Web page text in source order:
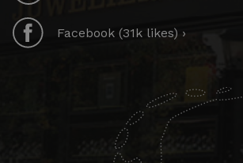
Facebook (31k likes) ›